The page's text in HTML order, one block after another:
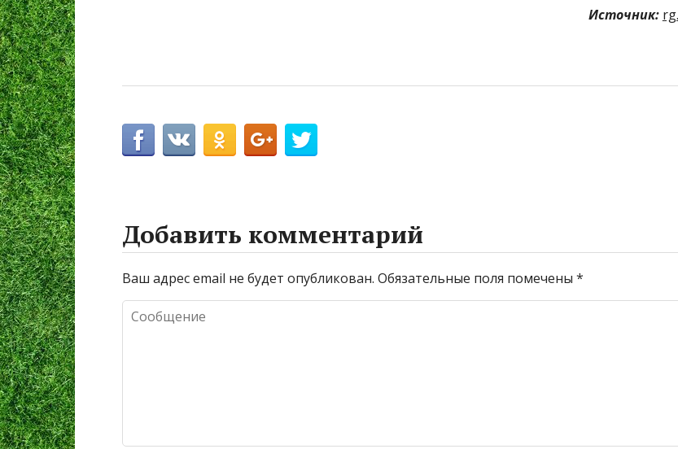
Источник:
Добавить комментарий
Ваш адрес email не будет опубликован. Обязательные поля помечены *